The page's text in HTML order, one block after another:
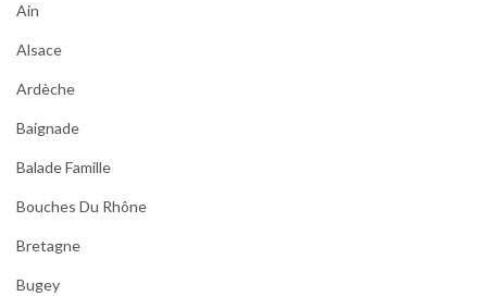
Ain
Alsace
Ardèche
Baignade
Balade Famille
Bouches Du Rhône
Bretagne
Bugey